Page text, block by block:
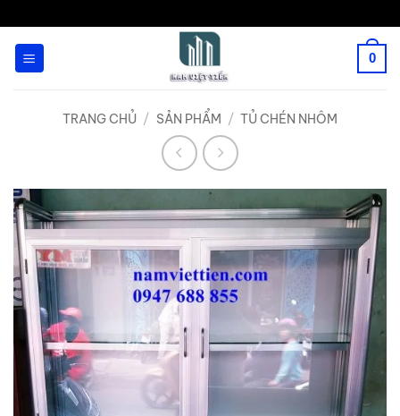
0
TRANG CHỦ / SẢN PHẨM / TỦ CHÉN NHÔM